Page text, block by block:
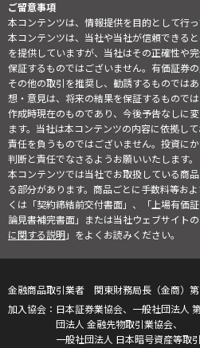
ご留意事項
本コンテンツは、情報提供を目的として行っ
本コンテンツは、当社や当社が信頼できる
を提供していますが、当社はその正確性や
保証するものではございません。有価証券
その他の取引を推奨し、勧誘するものでは
想・意見は、将来の結果を保証するもので
作成時現在のものであり、今後予告なしに
ます。当社は本コンテンツの内容に依拠し
責任を負うものではございません。投資に
判断と責任でなさるようお願いいたします。
本コンテンツでは当社でお取扱している商
る部分があります。商品ごとに手数料等お
くは「契約締結前交付書面」、「上場有価
論見書補完書面」または当社ウェブサイト
に関する説明」をよくお読みください。
金融商品取引業者 関東財務局長（金商）
日本証券業協会、一般社団法人
団法人 金融先物取引業協会、
一般社団法人 日本暗号資産等取